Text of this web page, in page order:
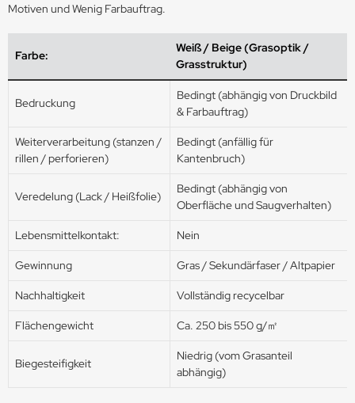
Motiven und Wenig Farbauftrag.
Farbe:
Weiß / Beige (Grasoptik /
Grasstruktur)
Bedruckung
Bedingt (abhängig von Druckbild
& Farbauftrag)
Weiterverarbeitung (stanzen /
rillen / perforieren)
Bedingt (anfällig für
Kantenbruch)
Veredelung (Lack / Heißfolie)
Bedingt (abhängig von
Oberfläche und Saugverhalten)
Lebensmittelkontakt: Nein
Gewinnung Gras / Sekundärfaser / Altpapier
Nachhaltigkeit Vollständig recycelbar
Flächengewicht Ca. 250 bis 550 g/㎡
Biegesteifigkeit
Niedrig (vom Grasanteil
abhängig)